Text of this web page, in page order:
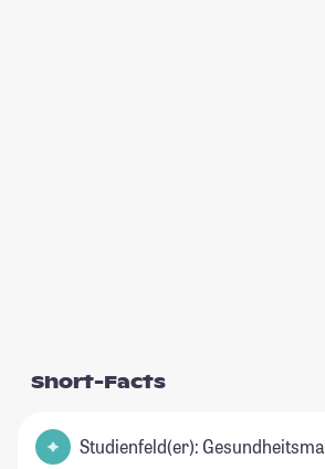
Short-Facts
Studienfeld(er):